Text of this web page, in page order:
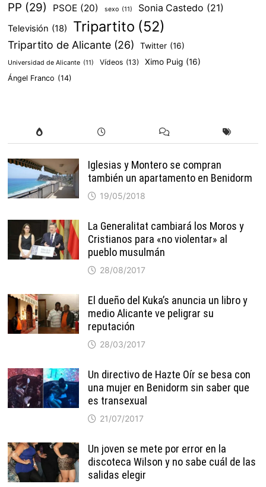
PP (29) PSOE (20) sexo (11) Sonia Castedo (21)
Televisión (18) Tripartito (52)
Tripartito de Alicante (26) Twitter (16)
Universidad de Alicante (11) Vídeos (13) Ximo Puig (16)
Ángel Franco (14)
Iglesias y Montero se compran
también un apartamento en Benidorm
19/05/2018
La Generalitat cambiará los Moros y
Cristianos para «no violentar» al
pueblo musulmán
28/08/2017
El dueño del Kuka’s anuncia un libro y
medio Alicante ve peligrar su
reputación
28/03/2017
Un directivo de Hazte Oír se besa con
una mujer en Benidorm sin saber que
es transexual
21/07/2017
Un joven se mete por error en la
discoteca Wilson y no sabe cuál de las
salidas elegir